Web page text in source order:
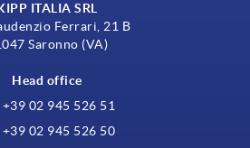
ITALIA SRL
Ferrari, 21 B
Saronno (VA)
Head office
+39 02 945 526 51
+39 02 945 526 50